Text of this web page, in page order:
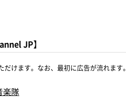
JP】
けます。なお、最初に広告が流れます。
楽隊